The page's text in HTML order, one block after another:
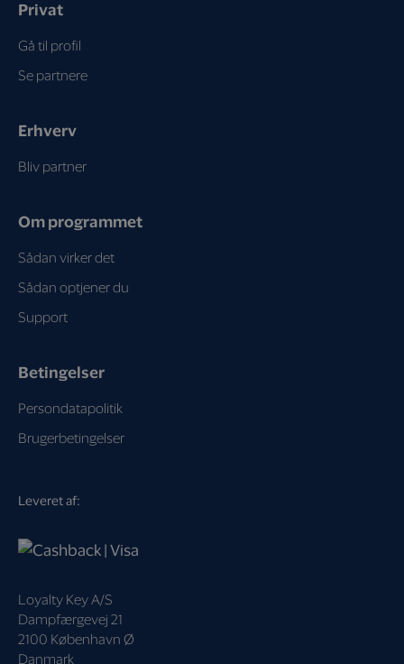
Leveret af:
Loyalty Key A/S
Dampfærgevej 21
2100 København Ø
Danmark
Privat
Gå til profil
Se partnere
Erhverv
Bliv partner
Om programmet
Sådan virker det
Sådan optjener du
Support
Betingelser
Persondatapolitik
Brugerbetingelser